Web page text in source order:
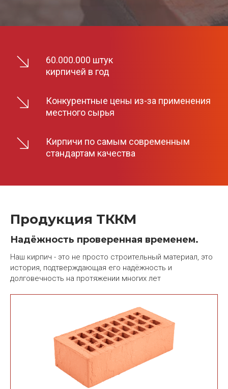
60.000.000 штук
кирпичей в год
Конкурентные цены из-за применения
местного сырья
Кирпичи по самым современным
стандартам качества
Продукция ТККМ
Надёжность проверенная временем.
Наш кирпич - это не просто строительный материал, это
история, подтверждающая его надёжность и
долговечность на протяжении многих лет